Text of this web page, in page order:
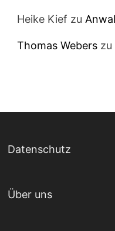
Heike Kief zu
Thomas Webers zu
Datenschutz
Über uns